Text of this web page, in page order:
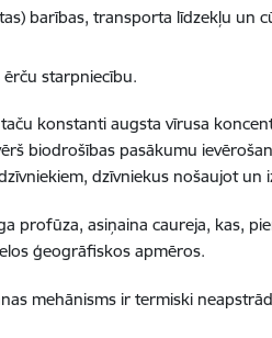
barības, transporta līdzekļu un
starpniecību.
konstanti augsta vīrusa
biodrošības pasākumu
dzīvniekus nošaujot un
profūza, asiņaina caureja, kas,
ģeogrāfiskos apmēros.
mehānisms ir termiski